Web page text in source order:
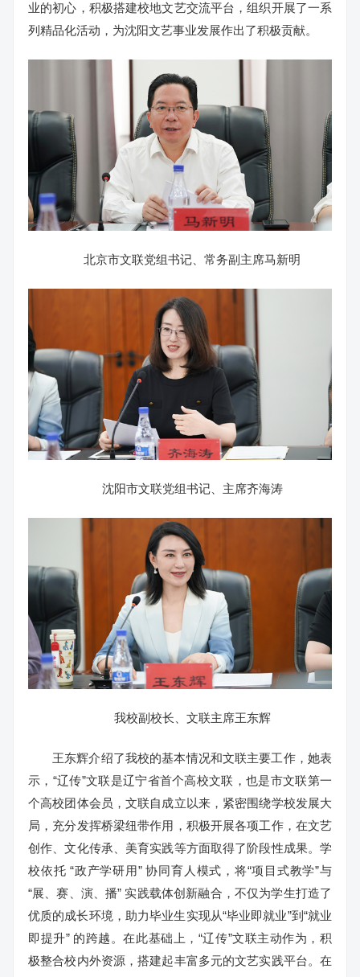
业的初心，积极搭建校地文艺交流平台，组织开展了一系
列精品化活动，为沈阳文艺事业发展作出了积极贡献。
北京市文联党组书记、常务副主席马新明
沈阳市文联党组书记、主席齐海涛
我校副校长、文联主席王东辉
王东辉介绍了我校的基本情况和文联主要工作，她表
示，“辽传”文联是辽宁省首个高校文联，也是市文联第一
个高校团体会员，文联自成立以来，紧密围绕学校发展大
局，充分发挥桥梁纽带作用，积极开展各项工作，在文艺
创作、文化传承、美育实践等方面取得了阶段性成果。学
校依托 “政产学研用” 协同育人模式，将“项目式教学”与
“展、赛、演、播” 实践载体创新融合，不仅为学生打造了
优质的成长环境，助力毕业生实现从“毕业即就业”到“就业
即提升” 的跨越。在此基础上，“辽传”文联主动作为，积
极整合校内外资源，搭建起丰富多元的文艺实践平台。在